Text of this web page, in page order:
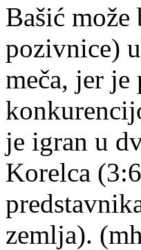
Bašić
pozivnice)
meča, jer je
je igran u
Korelca
zemlja).